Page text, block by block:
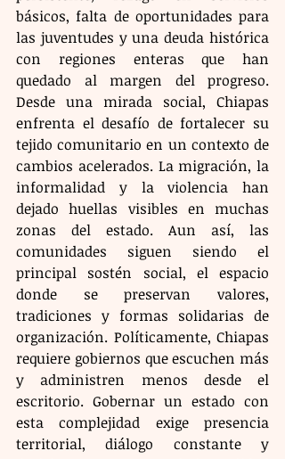
básicos, falta de oportunidades para
las juventudes y una deuda histórica
con regiones enteras que han
quedado al margen del progreso.
Desde una mirada social, Chiapas
enfrenta el desafío de fortalecer su
tejido comunitario en un contexto de
cambios acelerados. La migración, la
informalidad y la violencia han
dejado huellas visibles en muchas
zonas del estado. Aun así, las
comunidades siguen siendo el
principal sostén social, el espacio
donde se preservan valores,
tradiciones y formas solidarias de
organización. Políticamente, Chiapas
requiere gobiernos que escuchen más
y administren menos desde el
escritorio. Gobernar un estado con
esta complejidad exige presencia
territorial, diálogo constante y